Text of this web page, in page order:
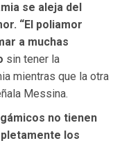
se aleja del
“El poliamor
a muchas
sin tener la
mientras que la otra
Messina.
no tienen
los